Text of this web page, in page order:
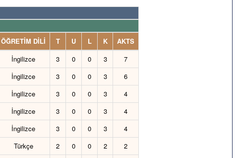
ÖĞRETİM DİLİ T U L K
AKTS
İngilizce 3 0 0 3
7
İngilizce 3 0 0 3
6
İngilizce 3 0 0 3
4
İngilizce 3 0 0 3
4
İngilizce 3 0 0 3
4
Türkçe 2 0 0 2
2